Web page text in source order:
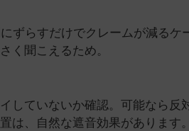
ずらすだけでクレームが減るケ
く聞こえるため。
していないか確認。可能なら反
は、自然な遮音効果があります。